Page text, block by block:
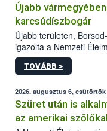
Újabb
karcsúdíszbogár
Újabb területen,
igazolta a Nemzeti
kőrisrontó
kártevőt nem csak
az intenzív felderítést,
hatósággal is
TOVÁBB >
2026. augusztus 6, csütörtök
Szüret után is
az amerikai